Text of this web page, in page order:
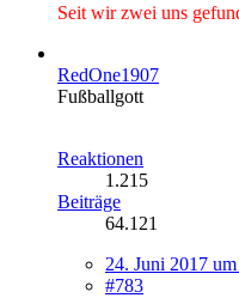
Seit wir zwei uns
RedOne1907
Fußballgott
Reaktionen
1.215
Beiträge
64.121
24. Juni 2017
#783